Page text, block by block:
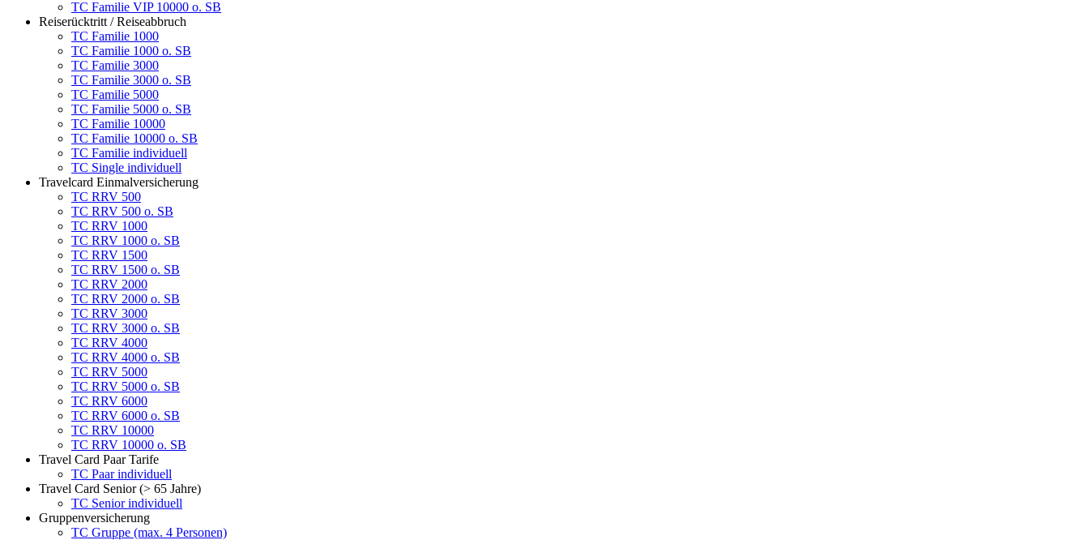
TC Familie VIP 10000 o. SB
Reiserücktritt / Reiseabbruch
TC Familie 1000
TC Familie 1000 o. SB
TC Familie 3000
TC Familie 3000 o. SB
TC Familie 5000
TC Familie 5000 o. SB
TC Familie 10000
TC Familie 10000 o. SB
TC Familie individuell
TC Single individuell
Travelcard Einmalversicherung
TC RRV 500
TC RRV 500 o. SB
TC RRV 1000
TC RRV 1000 o. SB
TC RRV 1500
TC RRV 1500 o. SB
TC RRV 2000
TC RRV 2000 o. SB
TC RRV 3000
TC RRV 3000 o. SB
TC RRV 4000
TC RRV 4000 o. SB
TC RRV 5000
TC RRV 5000 o. SB
TC RRV 6000
TC RRV 6000 o. SB
TC RRV 10000
TC RRV 10000 o. SB
Travel Card Paar Tarife
TC Paar individuell
Travel Card Senior (> 65 Jahre)
TC Senior individuell
Gruppenversicherung
TC Gruppe (max. 4 Personen)